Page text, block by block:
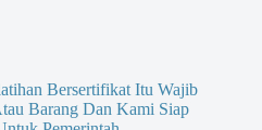
Bersertifikat Itu Wajib
Barang Dan Kami Siap